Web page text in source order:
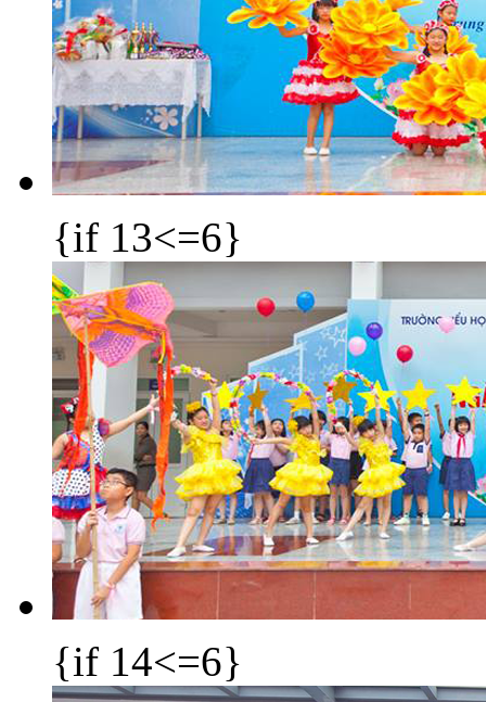
{if 13<=6}
{if 14<=6}